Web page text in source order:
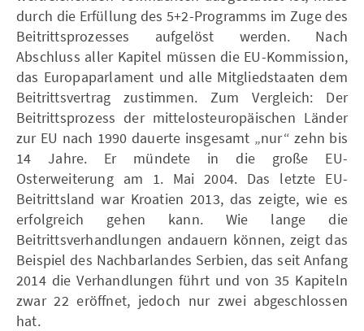
durch die Erfüllung des 5+2-Programms im Zuge des
Beitrittsprozesses aufgelöst werden. Nach
Abschluss aller Kapitel müssen die EU-Kommission,
das Europaparlament und alle Mitgliedstaaten dem
Beitrittsvertrag zustimmen. Zum Vergleich: Der
Beitrittsprozess der mittelosteuropäischen Länder
zur EU nach 1990 dauerte insgesamt „nur“ zehn bis
14 Jahre. Er mündete in die große EU-
Osterweiterung am 1. Mai 2004. Das letzte EU-
Beitrittsland war Kroatien 2013, das zeigte, wie es
erfolgreich gehen kann. Wie lange die
Beitrittsverhandlungen andauern können, zeigt das
Beispiel des Nachbarlandes Serbien, das seit Anfang
2014 die Verhandlungen führt und von 35 Kapiteln
zwar 22 eröffnet, jedoch nur zwei abgeschlossen
hat.